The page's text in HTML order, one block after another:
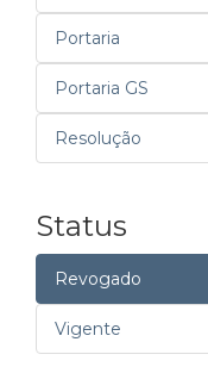
Portaria
Portaria GS
Resolução
Status
Revogado
Vigente